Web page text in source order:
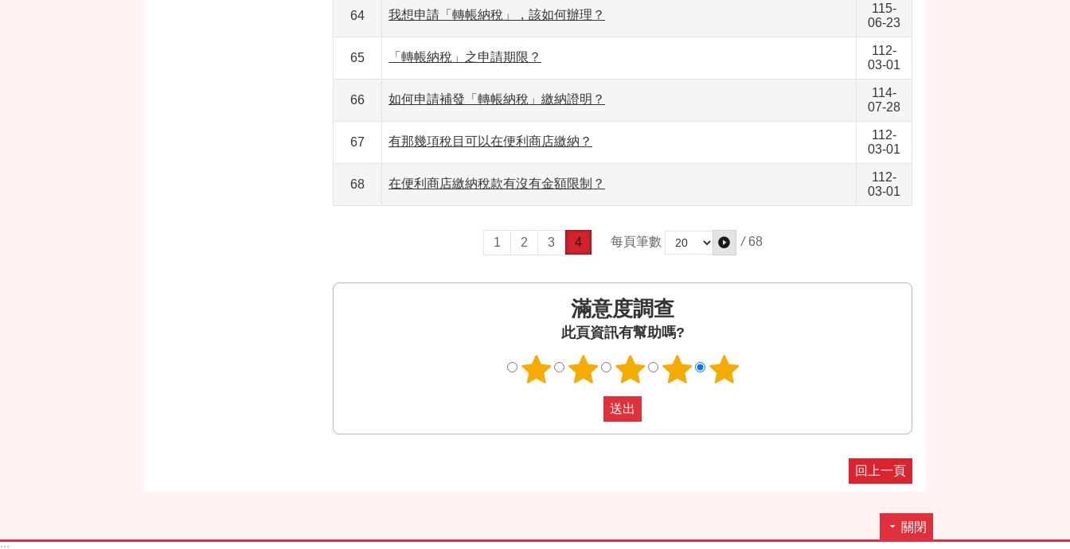
64 我想申請「轉帳納稅」，該如何辦理？
115-
06-23
65 「轉帳納稅」之申請期限？
112-
03-01
66 如何申請補發「轉帳納稅」繳納證明？
114-
07-28
67 有那幾項稅目可以在便利商店繳納？
112-
03-01
68 在便利商店繳納稅款有沒有金額限制？
112-
03-01
1 2 3 4 每頁筆數 / 68
滿意度調查
此頁資訊有幫助嗎?
回上一頁
關閉